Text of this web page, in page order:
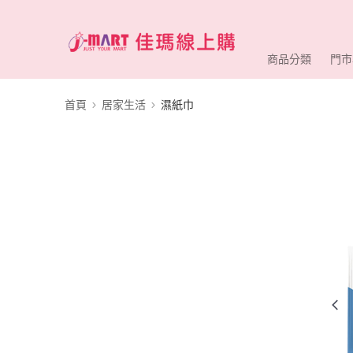
商品分類 門
首頁 居家生活 濕紙巾